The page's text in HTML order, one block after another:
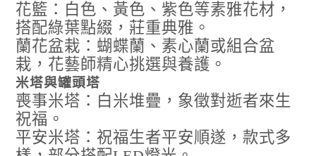
花籃：白色、黃色、紫色等素雅花材，
搭配綠葉點綴，莊重典雅。
蘭花盆栽：蝴蝶蘭、素心蘭或組合盆
栽，花藝師精心挑選與養護。
米塔與罐頭塔
喪事米塔：白米堆疊，象徵對逝者來生
祝福。
平安米塔：祝福生者平安順遂，款式多